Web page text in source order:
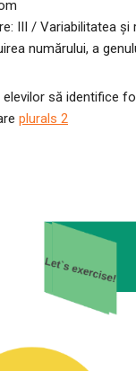
III / Variabilitatea și
numărului, a
să identifice
plurals 2